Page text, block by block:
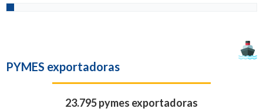
PYMES exportadoras
23.795 pymes exportadoras